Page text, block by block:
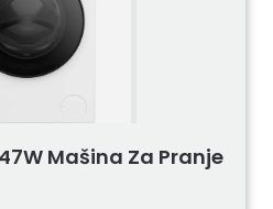
Mašina Za Pranje